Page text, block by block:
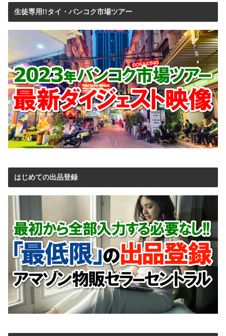
生徒専用!!タイ・バンコク市場ツアー
はじめての出品登録